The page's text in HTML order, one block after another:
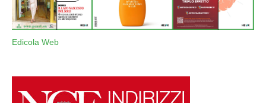
Edicola Web